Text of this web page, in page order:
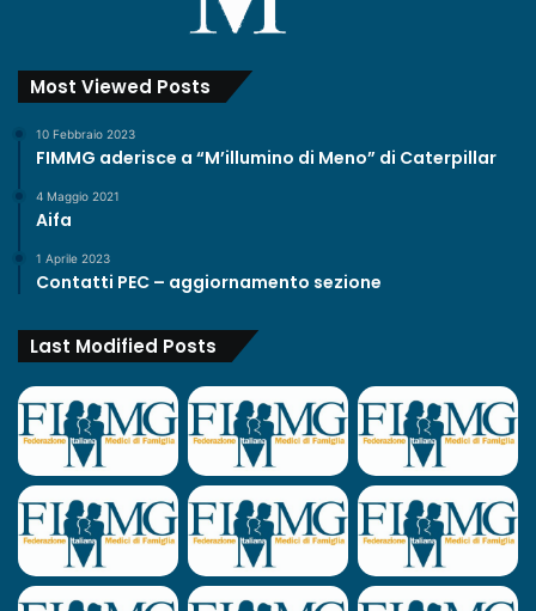
Most Viewed Posts
10 Febbraio 2023
FIMMG aderisce a “M’illumino di Meno” di Caterpillar
4 Maggio 2021
Aifa
1 Aprile 2023
Contatti PEC – aggiornamento sezione
Last Modified Posts